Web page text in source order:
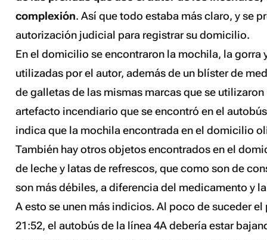
complexión. Así que todo estaba más claro, y se
autorización judicial para registrar su domicilio.
En el domicilio se encontraron la mochila, la gorra
utilizadas por el autor, además de un blíster de
de galletas de las mismas marcas que se utilizaron
artefacto incendiario que se encontró en el
indica que la mochila encontrada en el domicilio
También hay otros objetos encontrados en el
de leche y latas de refrescos, que como son de
son más débiles, a diferencia del medicamento y
A esto se unen más indicios. Al poco de suceder
21:52, el autobús de la línea 4A debería estar